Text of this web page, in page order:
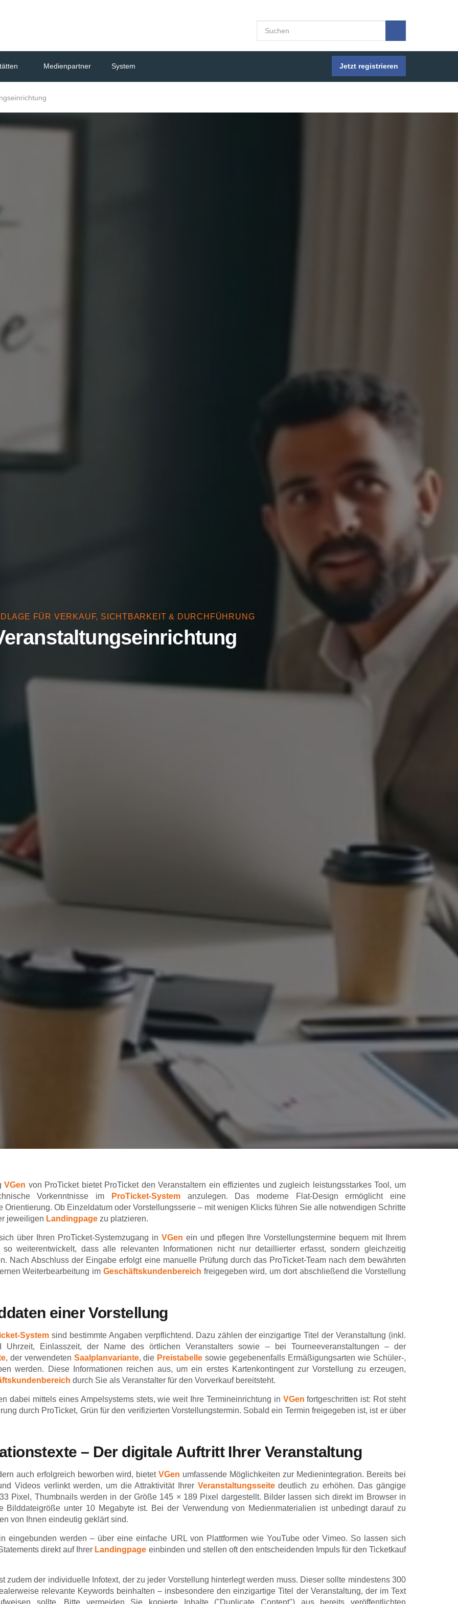
Medienpartner System Jetzt registrieren
FÜR VERKAUF, SICHTBARKEIT & DURCHFÜHRUNG
VGen von ProTicket bietet ProTicket den Veranstaltern ein effizientes und zugleich leistungsstarkes Tool, um
Vorkenntnisse im
ProTicket-Systemanzulegen. Das moderne Flat-Design ermöglicht eine
Ob Einzeldatum oder Vorstellungsserie – mit wenigen Klicks führen Sie alle notwendigen Schritte
jeweiligen Landingpage zu platzieren.
über Ihren ProTicket-Systemzugang in VGen ein und pflegen Ihre Vorstellungstermine bequem mit Ihrem
weiterentwickelt, dass alle relevanten Informationen nicht nur detaillierter erfasst, sondern gleichzeitig
Nach Abschluss der Eingabe erfolgt eine manuelle Prüfung durch das ProTicket-Team nach dem bewährten
Weiterbearbeitung im Geschäftskundenbereich freigegeben wird, um dort abschließend die Vorstellung
einer Vorstellung
System sind bestimmte Angaben verpflichtend. Dazu zählen der einzigartige Titel der Veranstaltung (inkl.
Uhrzeit, Einlasszeit, der Name des örtlichen Veranstalters sowie – bei Tourneeveranstaltungen – der
, der verwendeten Saalplanvariante, die Preistabelle sowie gegebenenfalls Ermäßigungsarten wie Schüler-,
werden. Diese Informationen reichen aus, um ein erstes Kartenkontingent zur Vorstellung zu erzeugen,
durch Sie als Veranstalter für den Vorverkauf bereitsteht.
dabei mittels eines Ampelsystems stets, wie weit Ihre Termineinrichtung in VGen fortgeschritten ist: Rot steht
durch ProTicket, Grün für den verifizierten Vorstellungstermin. Sobald ein Termin freigegeben ist, ist er über
– Der digitale Auftritt Ihrer Veranstaltung
auch erfolgreich beworben wird, bietetVGen umfassende Möglichkeiten zur Medienintegration. Bereits bei
Videos verlinkt werden, um die Attraktivität Ihrer Veranstaltungsseitedeutlich zu erhöhen. Das gängige
Pixel, Thumbnails werden in der Größe 145 × 189 Pixel dargestellt. Bilder lassen sich direkt im Browser in
unter 10 Megabyte ist. Bei der Verwendung von Medienmaterialien ist unbedingt darauf zu
von Ihnen eindeutig geklärt sind.
eingebunden werden – über eine einfache URL von Plattformen wie YouTube oder Vimeo. So lassen sich
direkt auf Ihrer Landingpage einbinden und stellen oft den entscheidenden Impuls für den Ticketkauf
zudem der individuelle Infotext, der zu jeder Vorstellung hinterlegt werden muss. Dieser sollte mindestens 300
relevante Keywords beinhalten – insbesondere den einzigartige Titel der Veranstaltung, der im Text
sollte. Bitte vermeiden Sie kopierte Inhalte ("Duplicate Content") aus bereits veröffentlichten